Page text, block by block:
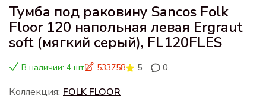
Тумба под раковину Sancos Folk
Floor 120 напольная левая Ergraut
soft (мягкий серый), FL120FLES
В наличии: 4 шт 533758 5 0
Коллекция: FOLK FLOOR